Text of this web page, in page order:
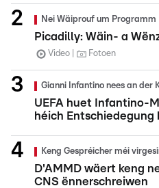
Nei Wäiprouf um Programm
Picadilly: Wäin- a
Video Fotoen
Gianni Infantino nees an der
UEFA huet Infantino-
héich Entschiedegung
Keng Gespréicher méi
D'AMMD wäert keng
CNS ënnerschreiwen